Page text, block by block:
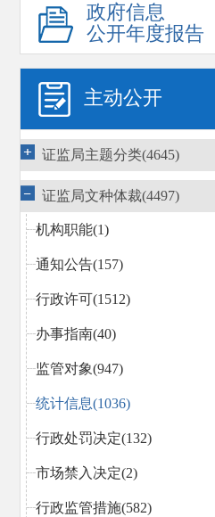
政府信息
公开年度报告
主动公开
证监局主题分类(4645)
证监局文种体裁(4497)
机构职能(1)
通知公告(157)
行政许可(1512)
办事指南(40)
监管对象(947)
统计信息(1036)
行政处罚决定(132)
市场禁入决定(2)
行政监管措施(582)